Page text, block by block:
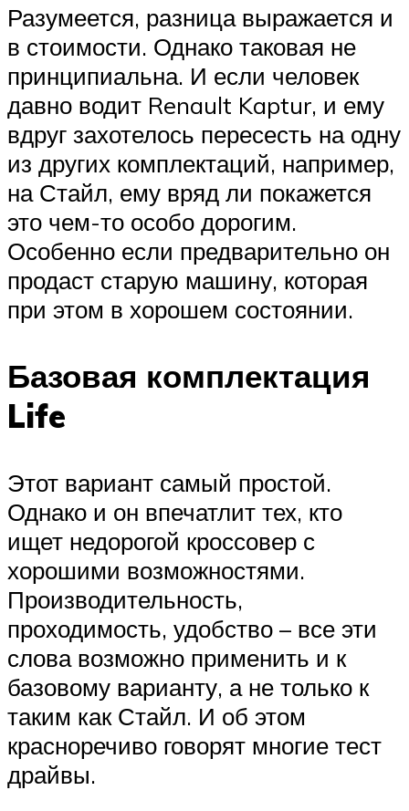
Разумеется, разница выражается и
в стоимости. Однако таковая не
принципиальна. И если человек
давно водит Renault Kaptur, и ему
вдруг захотелось пересесть на одну
из других комплектаций, например,
на Стайл, ему вряд ли покажется
это чем-то особо дорогим.
Особенно если предварительно он
продаст старую машину, которая
при этом в хорошем состоянии.
Базовая комплектация
Life
Этот вариант самый простой.
Однако и он впечатлит тех, кто
ищет недорогой кроссовер с
хорошими возможностями.
Производительность,
проходимость, удобство – все эти
слова возможно применить и к
базовому варианту, а не только к
таким как Стайл. И об этом
красноречиво говорят многие тест
драйвы.